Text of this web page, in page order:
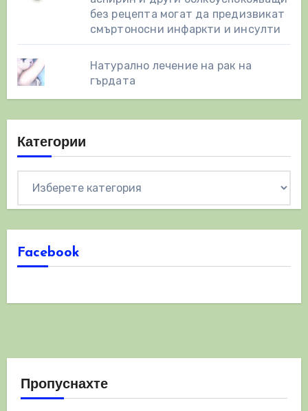
без рецепта могат да предизвикат
смъртоносни инфаркти и инсулти
Натурално лечение на рак на
гърдата
Категории
Facebook
Пропуснахте